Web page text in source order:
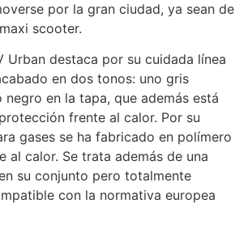
por la gran ciudad, ya sean de
scooter.
Urban destaca por su cuidada línea
en dos tonos: uno gris
en la tapa, que además está
frente al calor. Por su
gases se ha fabricado en polímero
al calor. Se trata además de una
su conjunto pero totalmente
con la normativa europea